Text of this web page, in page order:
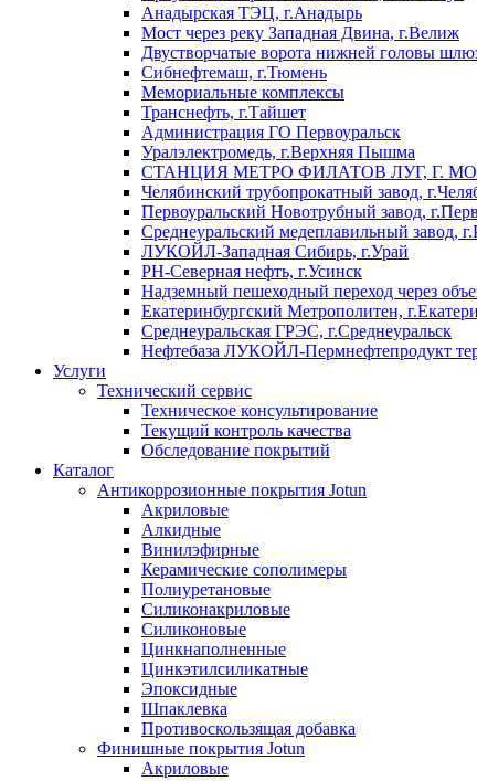
Анадырская ТЭЦ, г.Анадырь
Мост через реку Западная Двина, г.Велиж
Двустворчатые ворота нижней головы
Сибнефтемаш, г.Тюмень
Мемориальные комплексы
Транснефть, г.Тайшет
Администрация ГО Первоуральск
Уралэлектромедь, г.Верхняя Пышма
СТАНЦИЯ МЕТРО ФИЛАТОВ ЛУГ, Г.
Челябинский трубопрокатный завод,
Первоуральский Новотрубный завод,
Среднеуральский медеплавильный завод,
ЛУКОЙЛ-Западная Сибирь, г.Урай
РН-Северная нефть, г.Усинск
Надземный пешеходный переход через
Екатеринбургский Метрополитен,
Среднеуральская ГРЭС, г.Среднеуральск
Нефтебаза ЛУКОЙЛ-Пермнефтепродукт
Услуги
Технический сервис
Техническое консультирование
Текущий контроль качества
Обследование покрытий
Каталог
Антикоррозионные покрытия Jotun
Акриловые
Алкидные
Винилэфирные
Керамические сополимеры
Полиуретановые
Силиконакриловые
Силиконовые
Цинкнаполненные
Цинкэтилсиликатные
Эпоксидные
Шпаклевка
Противоскользящая добавка
Финишные покрытия Jotun
Акриловые